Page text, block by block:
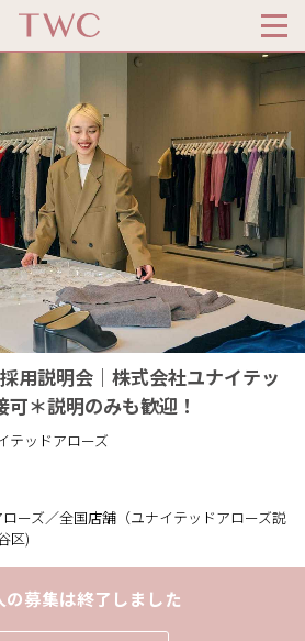
用説明会｜株式会社ユナイテッ
＊説明のみも歓迎！
テッドアローズ
ーズ／全国店舗（ユナイテッドアローズ説
区)
の募集は終了しました